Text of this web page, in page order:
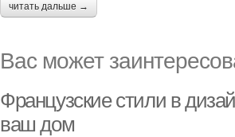
читать дальше →
Вас может
Французские стили в
ваш дом